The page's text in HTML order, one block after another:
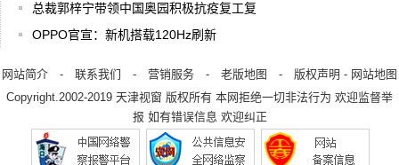
总裁郭梓宁带领中国奥园积极抗疫复工复
OPPO官宣：新机搭载120Hz刷新
网站简介 - 联系我们 - 营销服务 - 老版地图 - 版权声明 - 网站地图
Copyright.2002-2019 天津视窗 版权所有 本网拒绝一切非法行为 欢迎监督举
报 如有错误信息 欢迎纠正